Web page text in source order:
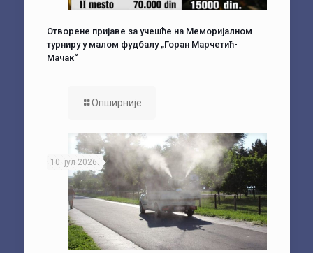
Отворене пријаве за учешће на Меморијалном
турниру у малом фудбалу „Горан Марчетић-
Мачак“
Опширније
10. јул 2026.